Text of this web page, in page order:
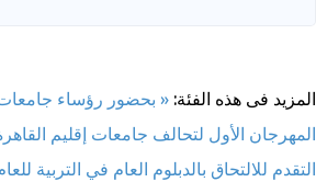
المزيد فى هذه الفئة: « بحضور رؤساء جامعات
المهرجان الأول لتحالف جامعات إقليم